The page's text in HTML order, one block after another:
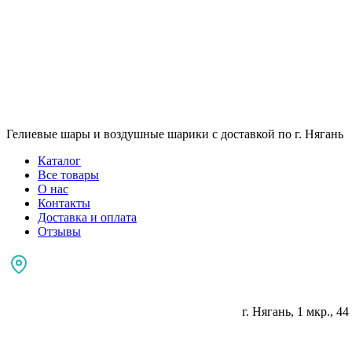
Гелиевые шары и воздушные шарики с доставкой по г. Нягань
Каталог
Все товары
О нас
Контакты
Доставка и оплата
Отзывы
г. Нягань, 1 мкр., 44